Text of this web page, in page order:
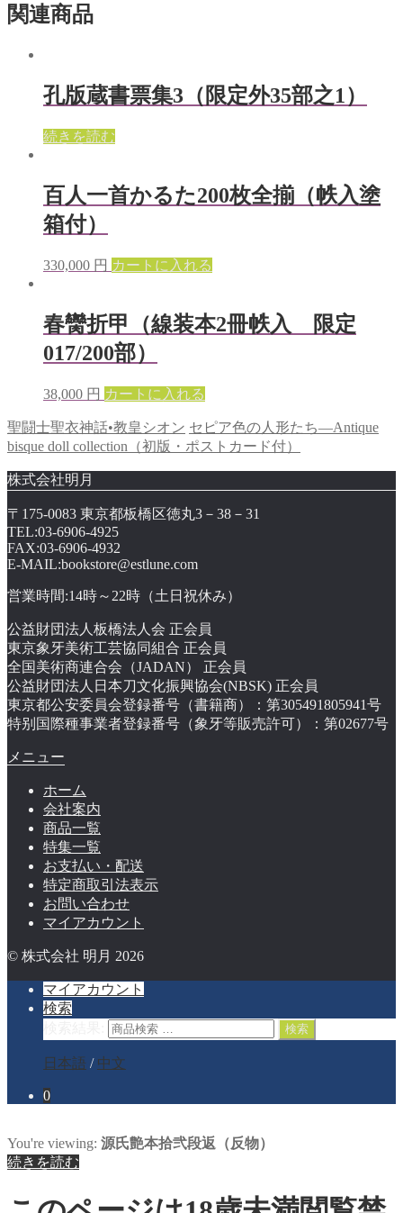
関連商品
孔版蔵書票集3（限定外35部之1）
続きを読む
百人一首かるた200枚全揃（帙入塗
箱付）
330,000 円 カートに入れる
春臠折甲（線装本2冊帙入 限定
017/200部）
38,000 円 カートに入れる
聖闘士聖衣神話•教皇シオン セピア色の人形たち—Antique
bisque doll collection（初版・ポストカード付）
株式会社明月
〒175-0083 東京都板橋区徳丸3－38－31
TEL:03-6906-4925
FAX:03-6906-4932
E-MAIL:bookstore@estlune.com
営業時間:14時～22時（土日祝休み）
公益財団法人板橋法人会 正会員
東京象牙美術工芸協同組合 正会員
全国美術商連合会（JADAN） 正会員
公益財団法人日本刀文化振興協会(NBSK) 正会員
東京都公安委員会登録番号（書籍商）：第305491805941号
特别国際種事業者登録番号（象牙等販売許可）：第02677号
メニュー
ホーム
会社案内
商品一覧
特集一覧
お支払い・配送
特定商取引法表示
お問い合わせ
マイアカウント
© 株式会社 明月 2026
マイアカウント
検索
検索
日本語 / 中文
0
You're viewing: 源氏艶本拾弐段返（反物）
続きを読む